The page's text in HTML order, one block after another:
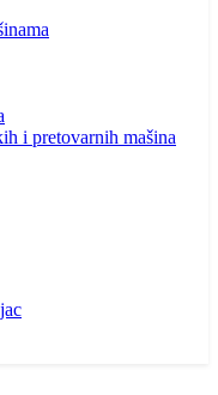
i pretovarnih mašina